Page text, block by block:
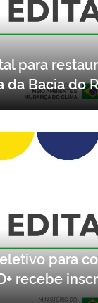
para
da Bacia do
para
recebe